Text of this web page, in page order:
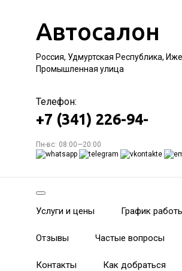
Автосалон
Россия, Удмуртская Республика,
Промышленная улица
Телефон:
+7 (341) 226-94-
Пн-вс: 08:00—20:00
Услуги и цены График
Отзывы Частые вопросы
Контакты Как добраться